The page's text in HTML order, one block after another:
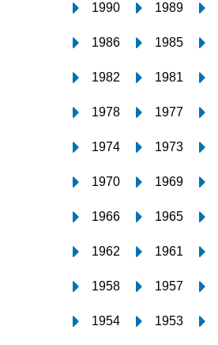
1990 1989
1986 1985
1982 1981
1978 1977
1974 1973
1970 1969
1966 1965
1962 1961
1958 1957
1954 1953